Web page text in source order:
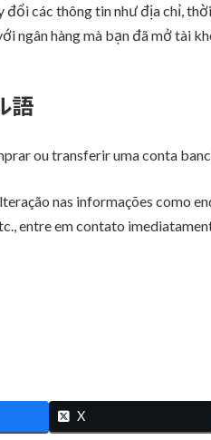
các thông tin như địa chỉ,
ngân hàng mà bạn đã mở tài
語
ou transferir uma conta
nas informações como
entre em contato
X